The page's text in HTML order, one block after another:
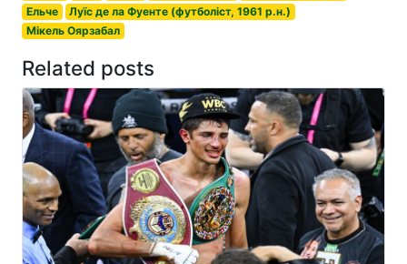
Ельче
Луїс де ла Фуенте (футболіст, 1961 р.н.)
Мікель Оярзабал
Related posts